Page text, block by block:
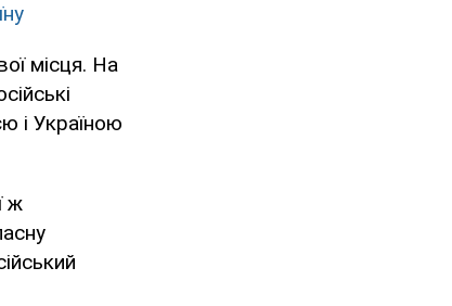
місця. На
і Україною
ж